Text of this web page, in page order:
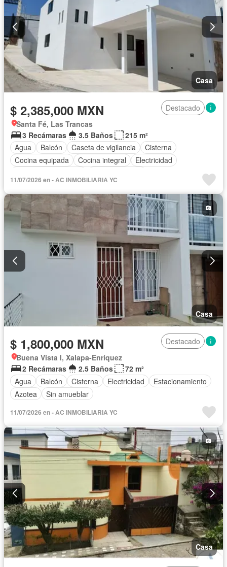
Casa
$ 2,385,000 MXN
Destacado
Santa Fé, Las Trancas
3 Recámaras
3.5 Baños
215 m²
Agua
Balcón Caseta de vigilancia
Cisterna
Cocina equipada
Cocina integral
Electricidad
Televisión por cable
Wifi Sin amueblar
11/07/2026 en - AC INMOBILIARIA YC
Casa
$ 1,800,000 MXN
Destacado
Buena Vista I, Xalapa-Enríquez
2 Recámaras
2.5 Baños
72 m²
Agua
Balcón Cisterna Electricidad
Estacionamiento
Azotea
Sin amueblar
11/07/2026 en - AC INMOBILIARIA YC
Casa